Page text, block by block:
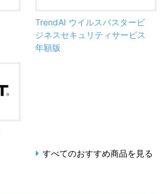
TrendAI ウイルスバスタービ
ジネスセキュリティサービス
年額版
すべてのおすすめ商品を見る